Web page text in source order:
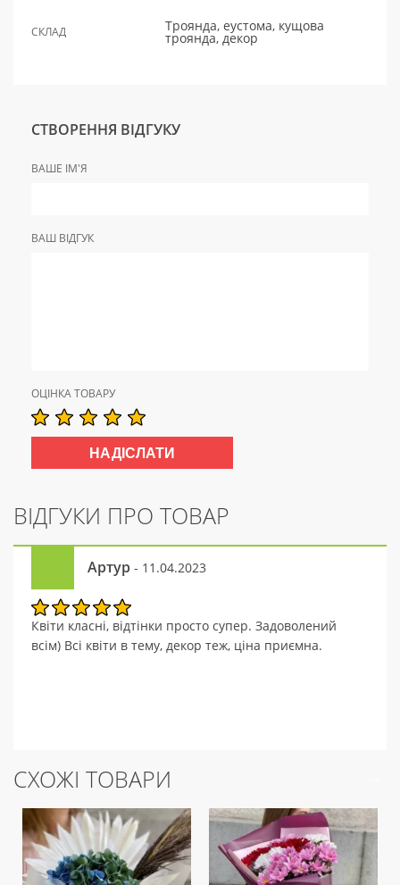
СКЛАД Троянда, еустома, кущова
троянда, декор
СТВОРЕННЯ ВІДГУКУ
ВАШЕ ІМ'Я
ВАШ ВІДГУК
ОЦІНКА ТОВАРУ
ВІДГУКИ ПРО ТОВАР
Артур - 11.04.2023
Квіти класні, відтінки просто супер. Задоволений
всім) Всі квіти в тему, декор теж, ціна приємна.
СХОЖІ ТОВАРИ